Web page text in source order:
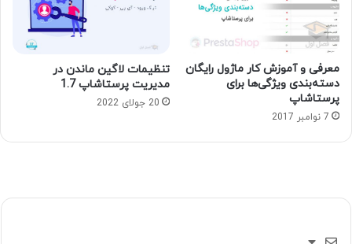
معرفی و آموزش کار ماژول رایگان
دسته‌بندی ویژگی‌ها برای
پرستاشاپ
7 نوامبر 2017
تنظیمات لاگین ماندن در
مدیریت پرستاشاپ 1.7
20 جولای 2022